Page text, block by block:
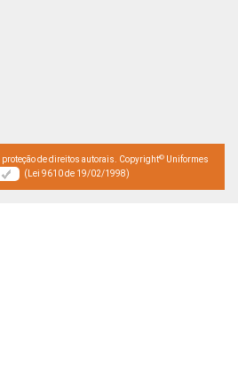
de direitos autorais. Copyright© Uniformes
(Lei 9610 de 19/02/1998)